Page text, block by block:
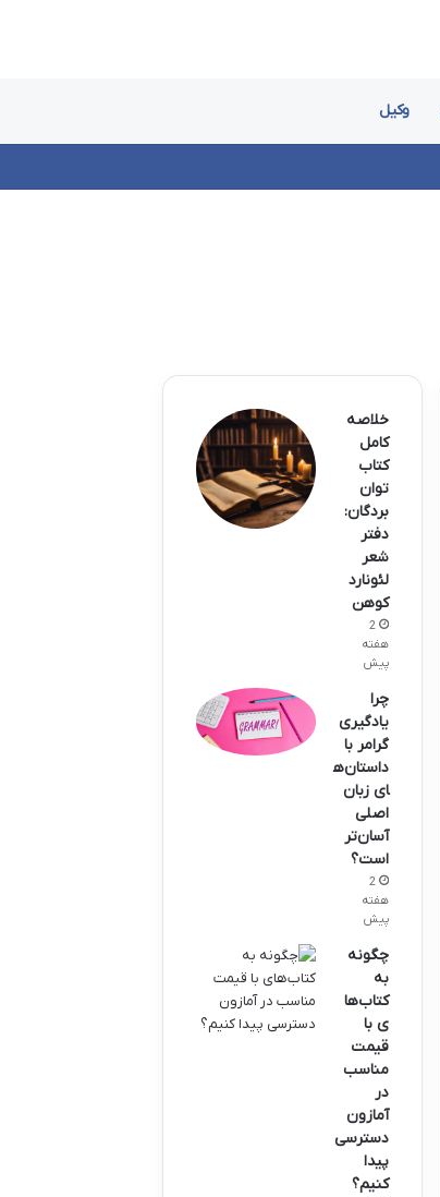
وکیل
خلاصه
کامل
کتاب
توان
بردگان:
دفتر
شعر
لئونارد
کوهن
2
هفته
پیش
چرا
یادگیری
گرامر با
داستان‌ه
ای زبان
اصلی
آسان‌تر
است؟
2
هفته
پیش
چگونه
به
کتاب‌ها
ی با
قیمت
مناسب
در
آمازون
دسترسی
پیدا
کنیم؟